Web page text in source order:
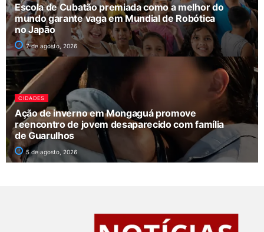
Escola de Cubatão premiada como a melhor do
mundo garante vaga em Mundial de Robótica
no Japão
7 de agosto, 2026
CIDADES
Ação de inverno em Mongaguá promove
reencontro de jovem desaparecido com família
de Guarulhos
5 de agosto, 2026